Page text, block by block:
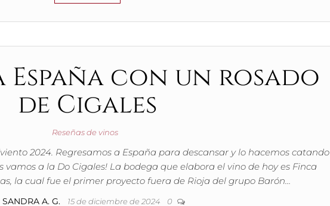
España con un rosado
de Cigales
Reseñas de vinos
2024. Regresamos a España para descansar y lo hacemos catando
vamos a la Do Cigales! La bodega que elabora el vino de hoy es Finca
la cual fue el primer proyecto fuera de Rioja del grupo Barón…
SANDRA A. G. 15 de diciembre de 2024 0